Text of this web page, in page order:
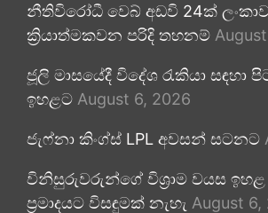
නීතිවිරෝධී වෙබ් අඩවි 24ක්
ක්‍රියාත්මකවන පරිදි තහනම්
ජූලි මාසයේදී විදේශ රැකියා සඳහා
ඉහළට August 6, 2026
ජැෆ්නා කිංග්ස් LPL අවසන් සටනට
විනිසුරුවරුන්ගේ විශ්‍රාම වයස
ප්‍රමාදයට විසඳුමක් නැහැ August 6,